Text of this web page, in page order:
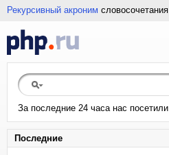
Рекурсивный акроним словосочетания
За последние 24 часа нас посетили
Последние